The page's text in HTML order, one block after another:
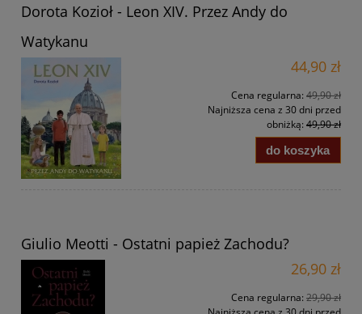
Dorota Kozioł - Leon XIV. Przez Andy do
Watykanu
44,90 zł
Cena regularna: 49,90 zł
Najniższa cena z 30 dni przed
obniżką: 49,90 zł
do koszyka
Giulio Meotti - Ostatni papież Zachodu?
26,90 zł
Cena regularna: 29,90 zł